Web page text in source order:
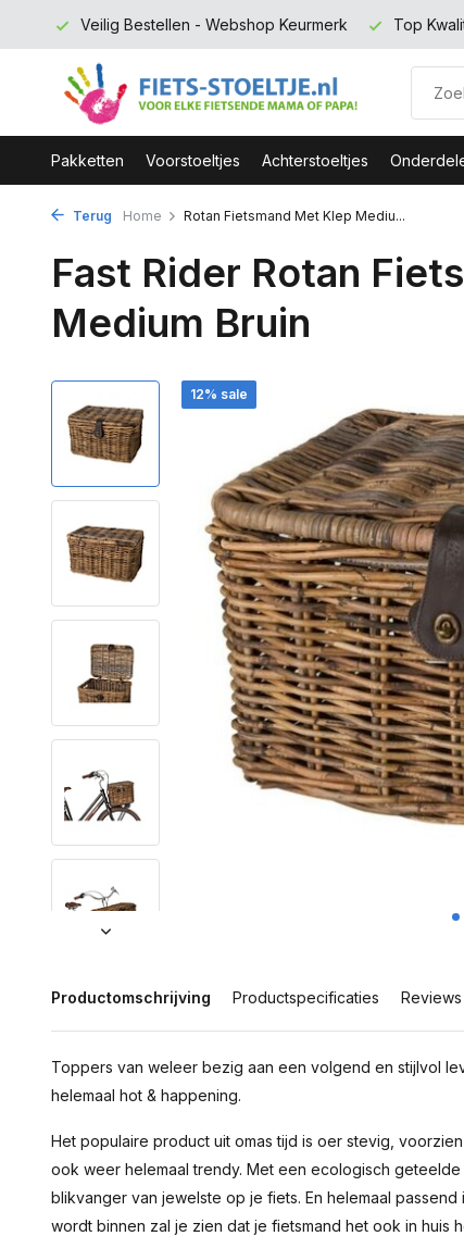
Veilig Bestellen - Webshop Keurmerk Top
Pakketten Voorstoeltjes Achterstoeltjes
Terug Home Rotan Fietsmand Met Klep Mediu...
Fast Rider Rotan
Medium Bruin
12% sale
Productomschrijving Productspecificaties Reviews
Toppers van weleer bezig aan een volgend en stijlvol
helemaal hot & happening.
Het populaire product uit omas tijd is oer stevig,
ook weer helemaal trendy. Met een ecologisch
blikvanger van jewelste op je fiets. En helemaal
wordt binnen zal je zien dat je fietsmand het ook in huis